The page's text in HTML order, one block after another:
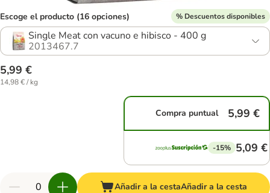
Escoge el producto (16 opciones) % Descuentos disponibles
Single Meat con vacuno e hibisco - 400 g
2013467.7
5,99 €
14,98 € / kg
Compra puntual 5,99 €
-15% 5,09 €
Añadir a la cestaAñadir a la cesta